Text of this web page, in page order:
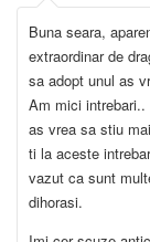
Buna seara,
extraordinar de
sa adopt unul as
Am mici
as vrea sa stiu
ti la aceste
vazut ca sunt
dihorasi.